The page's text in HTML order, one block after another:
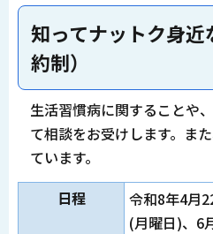
知ってナットク身
約制）
生活習慣病に関することや
て相談をお受けします。ま
ています。
日程
令和8年4月
(月曜日)、6